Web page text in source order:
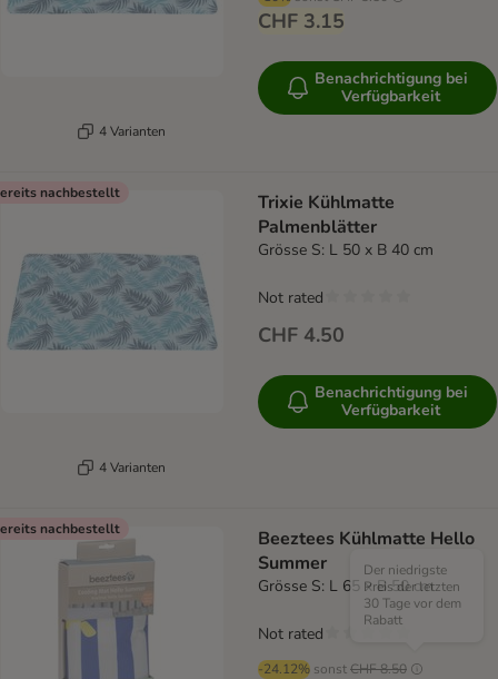
4 Varianten
CHF 3.15
Benachrichtigung bei
Verfügbarkeit
nachbestellt
4 Varianten
Trixie Kühlmatte
Palmenblätter
Grösse S: L 50 x B 40 cm
CHF 4.50
Not rated
Benachrichtigung bei
Verfügbarkeit
nachbestellt
Beeztees Kühlmatte Hello
Summer
Grösse S: L 65 x B 50 cm
-24.12% sonstCHF 8.50
Der niedrigste
Preis der letzten
30 Tage vor dem
Rabatt
Not rated